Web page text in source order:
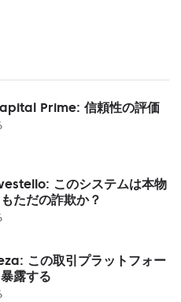
Prime: 信頼性の評価
このシステムは本物
ただの詐欺か？
この取引プラットフォー
露する